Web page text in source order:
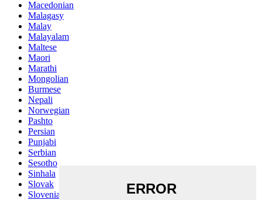
Macedonian
Malagasy
Malay
Malayalam
Maltese
Maori
Marathi
Mongolian
Burmese
Nepali
Norwegian
Pashto
Persian
Punjabi
Serbian
Sesotho
Sinhala
Slovak
Slovenian